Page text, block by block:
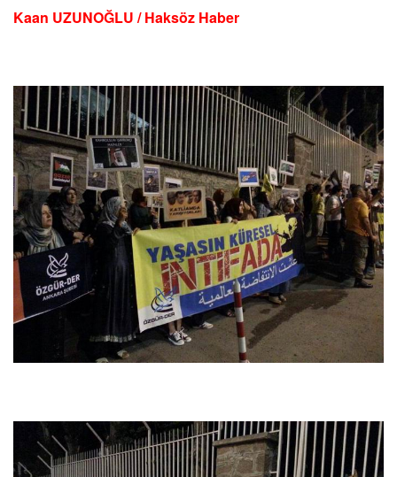
Kaan UZUNOĞLU / Haksöz Haber